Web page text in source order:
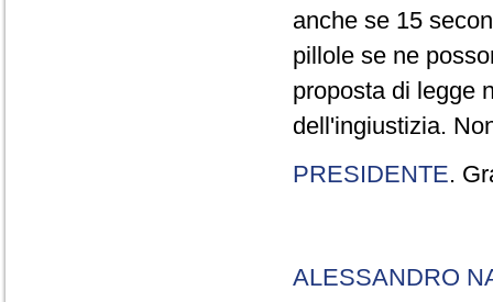
anche se 15
pillole se ne
proposta di legge
dell'ingiustizia.
PRESIDENTE.
ALESSANDRO